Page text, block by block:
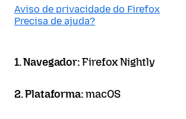
Aviso de privacidade do Firefox
Precisa de ajuda?
1. Navegador:Firefox Nightly
2. Plataforma:macOS